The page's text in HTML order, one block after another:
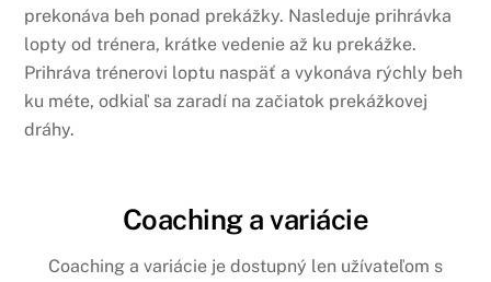
prekonáva beh ponad prekážky. Nasleduje prihrávka
lopty od trénera, krátke vedenie až ku prekážke.
Prihráva trénerovi loptu naspäť a vykonáva rýchly beh
ku méte, odkiaľ sa zaradí na začiatok prekážkovej
dráhy.
Coaching a variácie
Coaching a variácie je dostupný len užívateľom s